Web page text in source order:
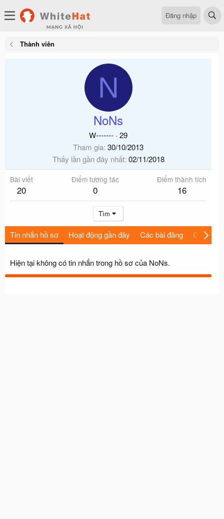
Đăng nhập
Thành viên
N
NoNs
W------- · 29
Tham gia 30/10/2013
Thấy lần gần đây nhất 02/11/2018
Bài viết
20
Điểm tương tác
0
Điểm thành tích
16
Tìm
Tin nhắn hồ sơ Hoạt động gần đây Các bài đăng Giới thiệu
Hiện tại không có tin nhắn trong hồ sơ của NoNs.